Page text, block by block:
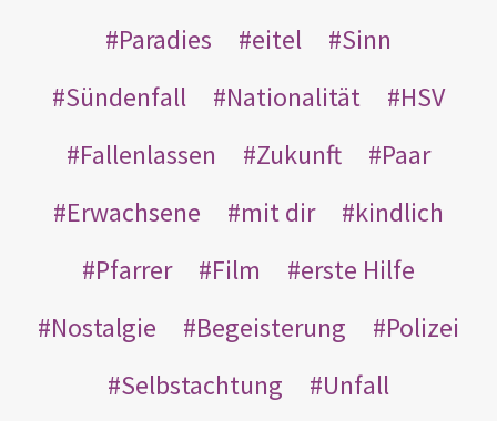
Paradies
eitel
Sinn
Sündenfall
Nationalität
HSV
Fallenlassen
Zukunft
Paar
Erwachsene
mit dir
kindlich
Pfarrer
Film
erste Hilfe
Nostalgie
Begeisterung
Polizei
Selbstachtung
Unfall